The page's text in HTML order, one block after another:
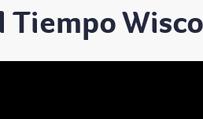
Tiempo